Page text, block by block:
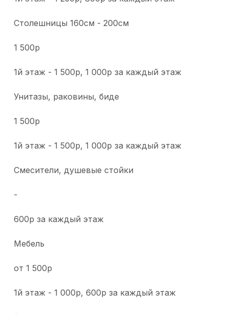
Столешницы 160см - 200см
1 500р
1й этаж - 1 500р, 1 000р за каждый этаж
Унитазы, раковины, биде
1 500р
1й этаж - 1 500р, 1 000р за каждый этаж
Смесители, душевые стойки
-
600р за каждый этаж
Мебель
от 1 500р
1й этаж - 1 000р, 600р за каждый этаж